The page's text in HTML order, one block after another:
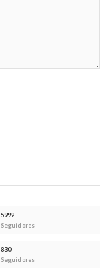
5992
Seguidores
830
Seguidores